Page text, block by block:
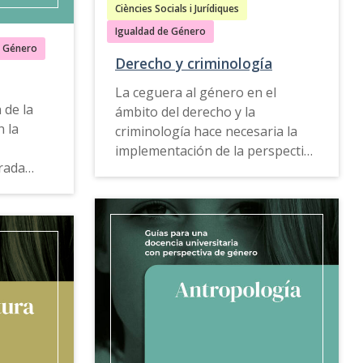
y
y
el
y
y
disponible encatalán ,
gallego.
Ciències Socials i Jurídiques
Igualdad de Género
Derecho y criminología
La ceguera al género en el
ámbito del derecho y la
criminología hace necesaria la
implementación de la perspectiva
disciplinas, tanto en el ámbito
docente y de transferencia del
conocimiento como en el de la
investigación.
La
Guía para una docencia
universitaria con perspectiva de
género
la
la
pasado
poco a